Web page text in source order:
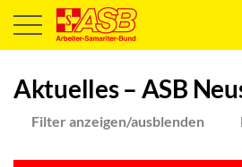
Aktuelles – ASB
Filter anzeigen/ausblenden